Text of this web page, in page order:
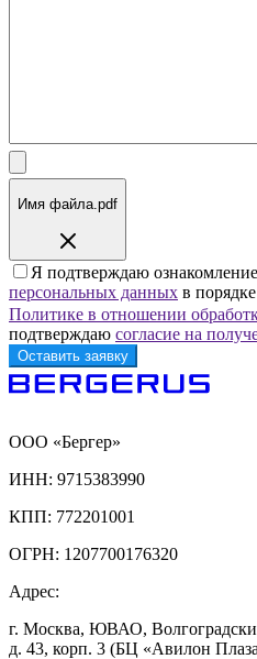
Имя файла.pdf
Я подтверждаю
персональных данных в
Политике в отношении
подтверждаю согласие на
ООО «Бергер»
ИНН: 9715383990
КПП: 772201001
ОГРН: 1207700176320
Адрес:
г. Москва, ЮВАО,
д. 43, корп. 3 (БЦ «Авилон